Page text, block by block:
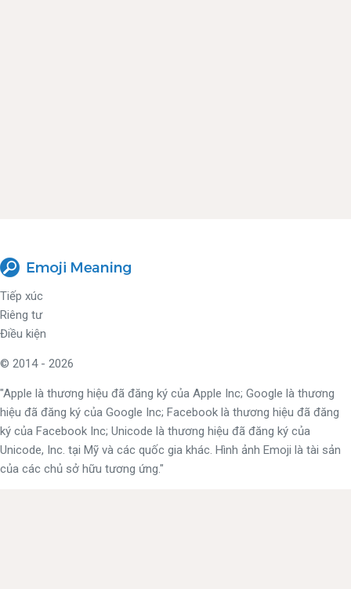
Tiếp xúc
Riêng tư
Điều kiện
© 2014 - 2026
"Apple là thương hiệu đã đăng ký của Apple Inc; Google là thương
hiệu đã đăng ký của Google Inc; Facebook là thương hiệu đã đăng
ký của Facebook Inc; Unicode là thương hiệu đã đăng ký của
Unicode, Inc. tại Mỹ và các quốc gia khác. Hình ảnh Emoji là tài sản
của các chủ sở hữu tương ứng."